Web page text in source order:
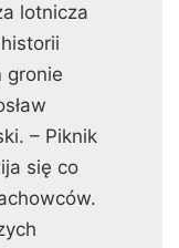
lotnicza
gronie
– Piknik
się co